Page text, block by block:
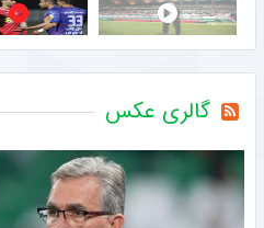
گالری عکس